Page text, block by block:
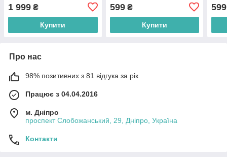
1 999 ₴
Купити
599₴
Купити
599
Про нас
98% позитивних з 81 відгука за рік
Працює з 04.04.2016
м. Дніпро
проспект Слобожанський, 29, Дніпро, Україна
Контакти